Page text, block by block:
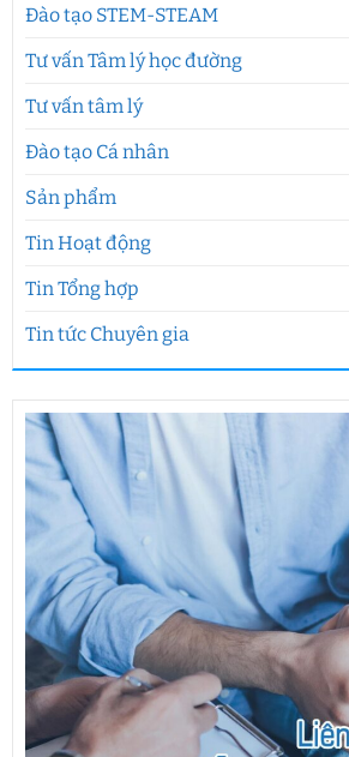
Đào tạo STEM-STEAM
Tư vấn Tâm lý học đường
Tư vấn tâm lý
Đào tạo Cá nhân
Sản phẩm
Tin Hoạt động
Tin Tổng hợp
Tin tức Chuyên gia